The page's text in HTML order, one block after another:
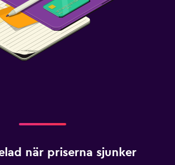
när priserna sjunker